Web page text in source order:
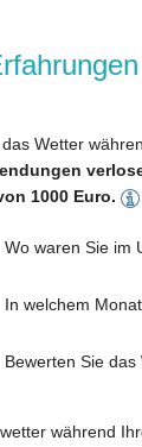
Wetter
1000 Euro.
Wo waren Sie im
In welchem
Bewerten Sie das
während